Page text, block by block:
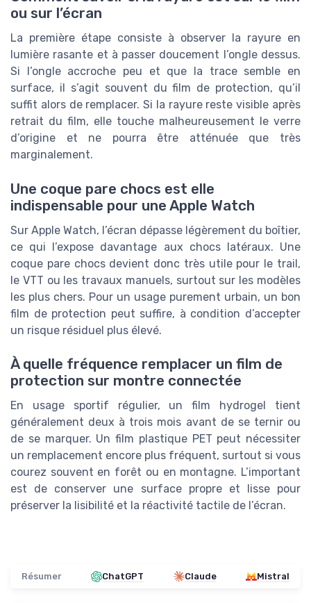
ou sur l’écran
La première étape consiste à observer la rayure en
lumière rasante et à passer doucement l’ongle dessus.
Si l’ongle accroche peu et que la trace semble en
surface, il s’agit souvent du film de protection, qu’il
suffit alors de remplacer. Si la rayure reste visible après
retrait du film, elle touche malheureusement le verre
d’origine et ne pourra être atténuée que très
marginalement.
Une coque pare chocs est elle
indispensable pour une Apple Watch
Sur Apple Watch, l’écran dépasse légèrement du boîtier,
ce qui l’expose davantage aux chocs latéraux. Une
coque pare chocs devient donc très utile pour le trail,
le VTT ou les travaux manuels, surtout sur les modèles
les plus chers. Pour un usage purement urbain, un bon
film de protection peut suffire, à condition d’accepter
un risque résiduel plus élevé.
À quelle fréquence remplacer un film de
protection sur montre connectée
En usage sportif régulier, un film hydrogel tient
généralement deux à trois mois avant de se ternir ou
de se marquer. Un film plastique PET peut nécessiter
un remplacement encore plus fréquent, surtout si vous
courez souvent en forêt ou en montagne. L’important
est de conserver une surface propre et lisse pour
préserver la lisibilité et la réactivité tactile de l’écran.
Résumer ChatGPT Claude Mistral